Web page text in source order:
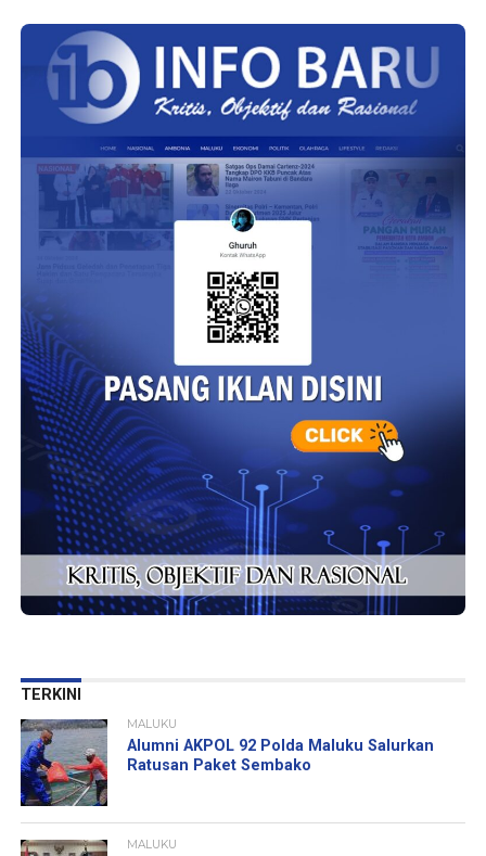
TERKINI
MALUKU
Alumni AKPOL 92 Polda Maluku Salurkan
Ratusan Paket Sembako
MALUKU